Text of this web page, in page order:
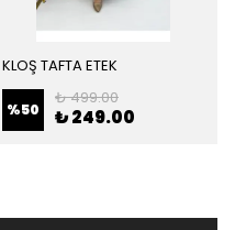
KLOŞ TAFTA ETEK
%50
₺ 499.00
₺ 249.00